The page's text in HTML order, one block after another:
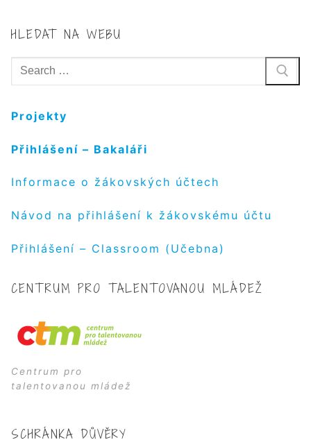
HLEDAT NA WEBU
Hledat:
Projekty
Přihlášení – Bakaláři
Informace o žákovských účtech
Návod na přihlášení k žákovskému účtu
Přihlášení – Classroom (Učebna)
CENTRUM PRO TALENTOVANOU MLÁDEŽ
Centrum pro
talentovanou mládež
SCHRÁNKA DŮVĚRY